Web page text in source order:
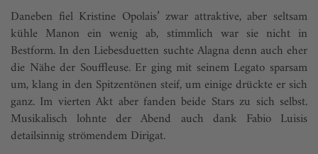
Daneben fiel Kristine Opolais’ zwar attraktive, aber seltsam
kühle Manon ein wenig ab, stimmlich war sie nicht in
Bestform. In den Liebesduetten suchte Alagna denn auch eher
die Nähe der Souffleuse. Er ging mit seinem Legato sparsam
um, klang in den Spitzentönen steif, um einige drückte er sich
ganz. Im vierten Akt aber fanden beide Stars zu sich selbst.
Musikalisch lohnte der Abend auch dank Fabio Luisis
detailsinnig strömendem Dirigat.